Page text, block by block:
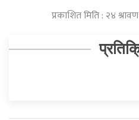
प्रकाशित मिति : २४